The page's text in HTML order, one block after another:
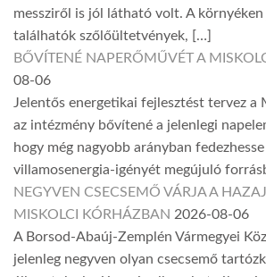
messziről is jól látható volt. A környéken
találhatók szőlőültetvények, […]
BŐVÍTENÉ NAPERŐMŰVÉT A
08-06
Jelentős energetikai fejlesztést tervez a
az intézmény bővítené a jelenlegi
hogy még nagyobb arányban
villamosenergia-igényét megújuló
NEGYVEN CSECSEMŐ VÁRJA A
MISKOLCI KÓRHÁZBAN 2026-08-06
A Borsod-Abaúj-Zemplén Vármegyei
jelenleg negyven olyan csecsemő